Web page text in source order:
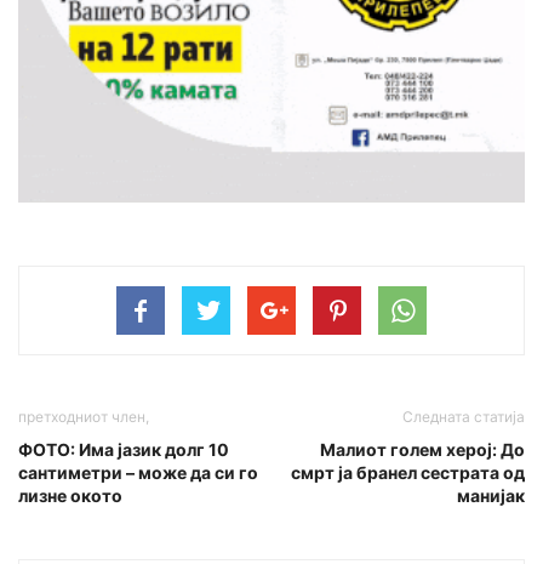
претходниот член,
ФОТО: Има јазик долг 10
сантиметри – може да си го
лизне окото
Следната статија
Малиот голем херој: До
смрт ја бранел сестрата од
манијак